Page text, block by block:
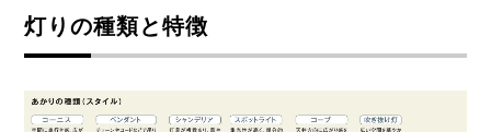
灯りの種類と特徴